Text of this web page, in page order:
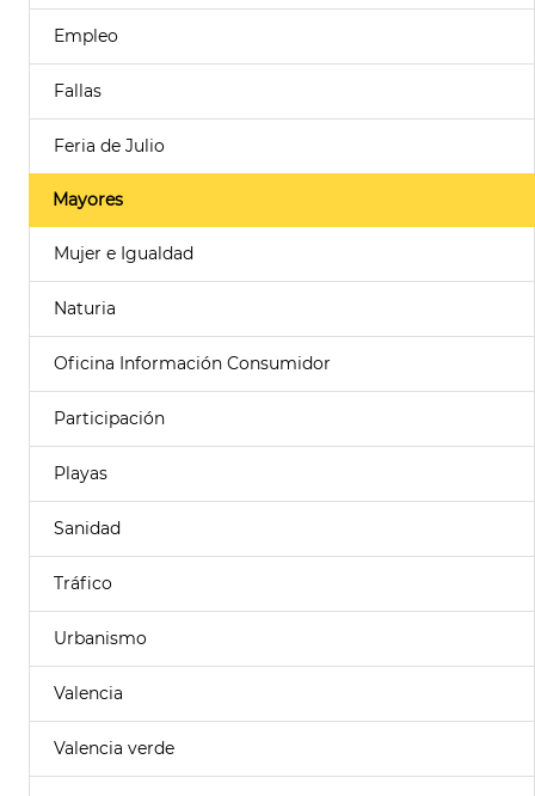
Empleo
Fallas
Feria de Julio
Mayores
Mujer e Igualdad
Naturia
Oficina Información Consumidor
Participación
Playas
Sanidad
Tráfico
Urbanismo
Valencia
Valencia verde